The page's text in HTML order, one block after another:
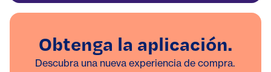
Obtenga la aplicación.
Descubra una nueva experiencia de compra.